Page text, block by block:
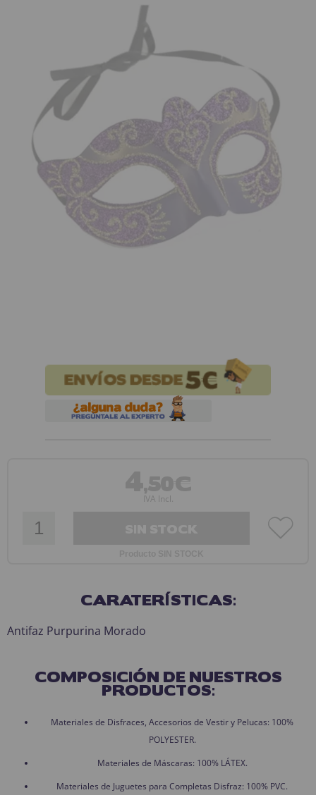
¡Adelante! Te estabamos esperando.
CREAR CUENTA
4,50€
IVA Incl.
CARATERÍSTICAS:
Antifaz Purpurina Morado
COMPOSICIÓN DE NUESTROS
PRODUCTOS:
Materiales de Disfraces, Accesorios de Vestir y Pelucas: 100%
POLYESTER.
Materiales de Máscaras: 100% LÁTEX.
Materiales de Juguetes para Completas Disfraz: 100% PVC.